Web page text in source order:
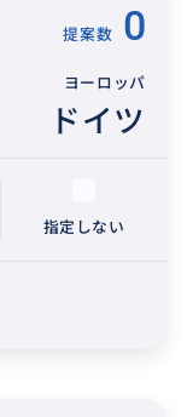
提案数 0
ヨーロッパ
ドイツ
指定しない